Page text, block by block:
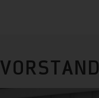
VORSTAND